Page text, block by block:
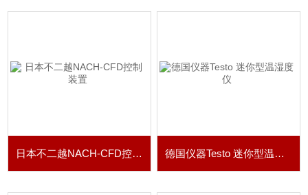
日本不二越NACH-CFD控制装置 德国仪器Testo 迷你型温湿度仪